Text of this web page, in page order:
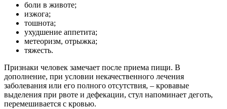
боли в животе;
изжога;
тошнота;
ухудшение аппетита;
метеоризм, отрыжка;
тяжесть.
Признаки человек замечает после приема пищи. В
дополнение, при условии некачественного лечения
заболевания или его полного отсутствия, – кровавые
выделения при рвоте и дефекации, стул напоминает деготь,
перемешивается с кровью.